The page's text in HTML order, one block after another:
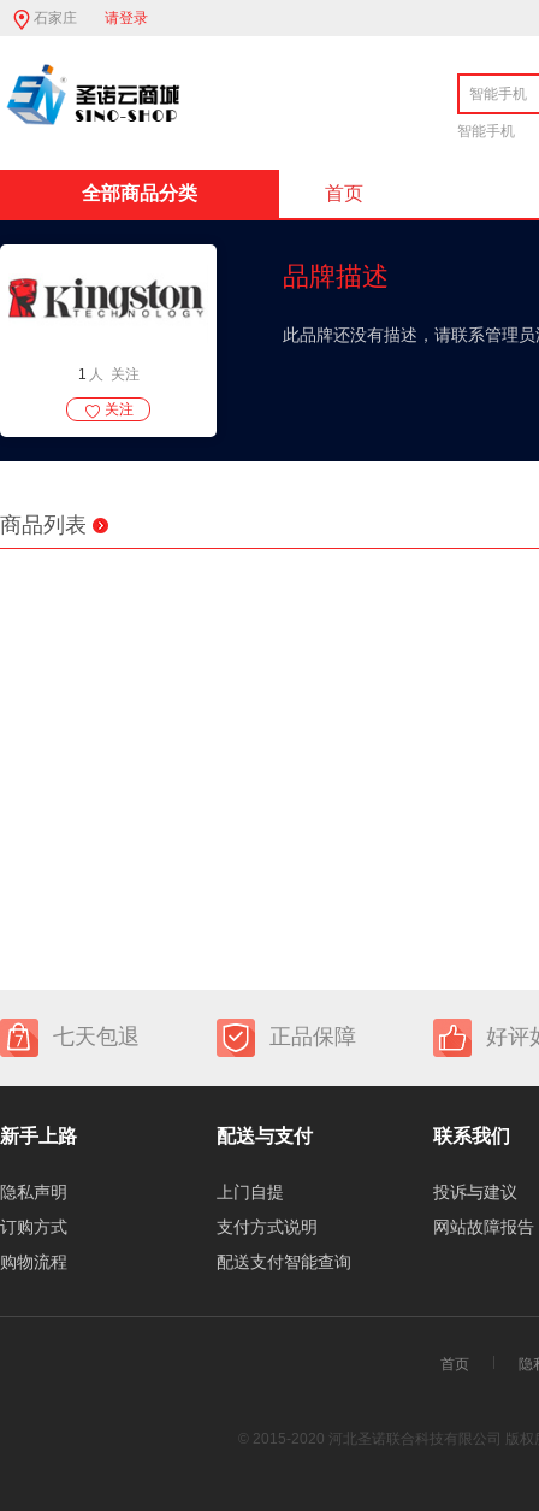
石家庄 请登录
智能手机
全部商品分类 首页
1 人 关注
关注
品牌描述
此品牌还没有描述，请联系管理
商品列表
七天包退 正品保障 好评
新手上路
隐私声明
订购方式
购物流程
配送与支付
上门自提
支付方式说明
配送支付智能查询
联系我们
投诉与建议
网站故障报告
首页 隐
© 2015-2020 河北圣诺联合科技有限公司 版